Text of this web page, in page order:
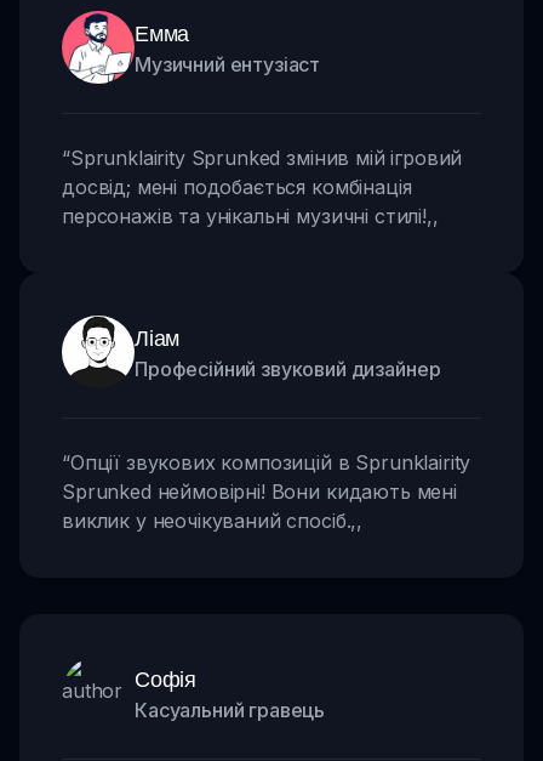
Емма
Музичний ентузіаст
“Sprunklairity Sprunked змінив мій ігровий
досвід; мені подобається комбінація
персонажів та унікальні музичні стилі!,,
Ліам
Професійний звуковий дизайнер
“Опції звукових композицій в Sprunklairity
Sprunked неймовірні! Вони кидають мені
виклик у неочікуваний спосіб.,,
Софія
Касуальний гравець